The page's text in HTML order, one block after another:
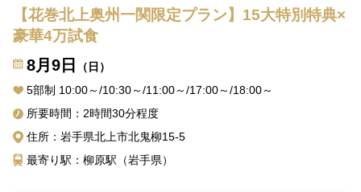
【花巻北上奥州一関限定プラン】15大特別特典×
豪華4万試食
8月9日
（日）
5部制 10:00～/10:30～/11:00～/17:00～/18:00～
所要時間：2時間30分程度
住所：岩手県北上市北鬼柳15-5
最寄り駅：柳原駅（岩手県）